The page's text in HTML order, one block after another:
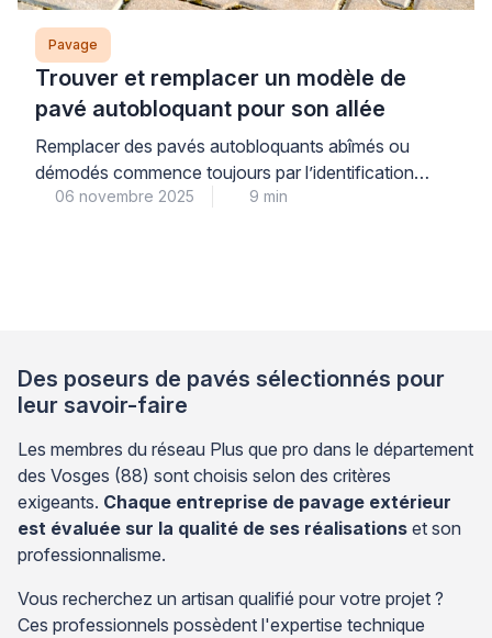
Pavage
Trouver et remplacer un modèle de
pavé autobloquant pour son allée
Remplacer des pavés autobloquants abîmés ou
démodés commence toujours par l’identification
précise d’un modèle compatible avec votre
06 novembre 2025 9 min
Des poseurs de pavés sélectionnés pour
leur savoir-faire
Les membres du réseau Plus que pro dans le département
des Vosges (88) sont choisis selon des critères
exigeants. Chaque entreprise de pavage extérieur
est évaluée sur la qualité de ses réalisations et son
professionnalisme.
Vous recherchez un artisan qualifié pour votre projet ?
Ces professionnels possèdent l'expertise technique